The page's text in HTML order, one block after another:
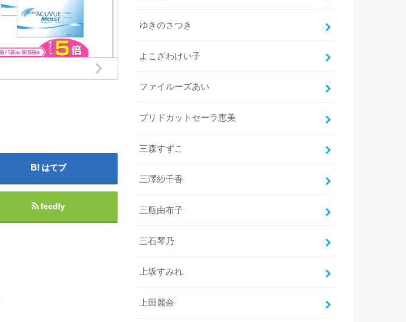
はてブ
feedly
ゆきのさつき
よこざわけい子
ファイルーズあい
ブリドカットセーラ恵美
三森すずこ
三澤紗千香
三瓶由布子
三石琴乃
上坂すみれ
上田麗奈